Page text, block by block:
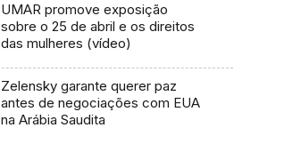
UMAR promove exposição
sobre o 25 de abril e os direitos
das mulheres (vídeo)
Zelensky garante querer paz
antes de negociações com EUA
na Arábia Saudita